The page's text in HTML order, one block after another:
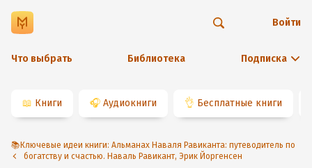
Что выбрать Библиотека Подписка
Войти
📖 Книги 🎧 Аудиокниги 👌 Бесплатные книги
📚Ключевые идеи книги: Альманах Наваля Равиканта: путеводитель по
богатству и счастью. Наваль Равикант, Эрик Йоргенсен